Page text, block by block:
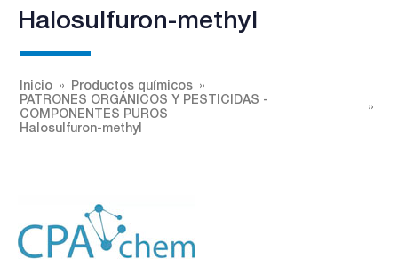
Halosulfuron-methyl
Inicio
Productos químicos
PATRONES ORGÁNICOS Y PESTICIDAS -
COMPONENTES PUROS
Halosulfuron-methyl